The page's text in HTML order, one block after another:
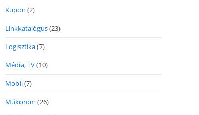
Kupon (2)
Linkkatalógus(23)
Logisztika(7)
Média, TV(10)
Mobil(7)
Műköröm (26)